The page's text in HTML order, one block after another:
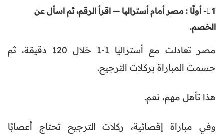
1⃣- أولًا : مصر أمام أستراليا — اقرأ الرقم، ثم اسأل عن
الخصم.
مصر تعادلت مع أستراليا 1-1 خلال 120 دقيقة، ثم
حسمت المباراة بركلات الترجيح.
هذا تأهل مهم، نعم.
وفي مباراة إقصائية، ركلات الترجيح تحتاج أعصابًا